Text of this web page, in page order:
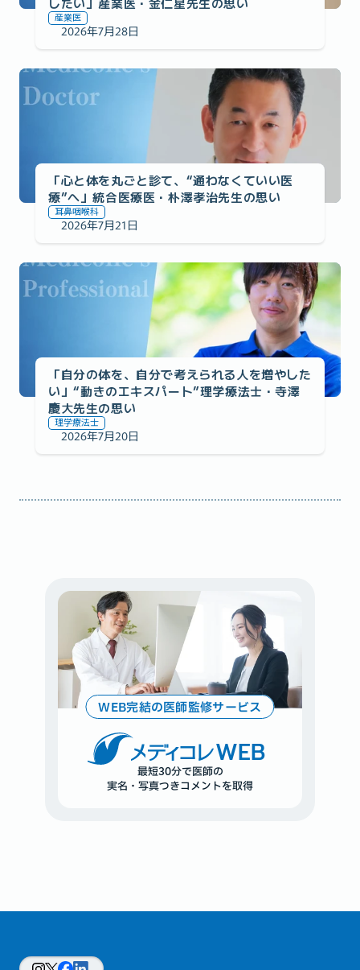
産業医
2026年7月28日
医師監修への想い
「心と体を丸ごと診て、“通わなくていい医
療”へ」統合医療医・朴澤孝治先生の思い
耳鼻咽喉科
2026年7月21日
医師監修への想い
「自分の体を、自分で考えられる人を増やした
い」“動きのエキスパート”理学療法士・寺澤
慶大先生の思い
理学療法士
2026年7月20日
WEB完結の医師監修サービス
WEB
最短30分で医師の
実名・写真つきコメントを取得